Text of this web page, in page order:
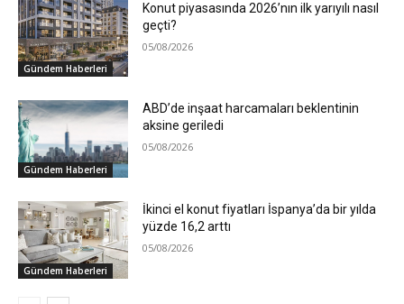
Gündem Haberleri
Konut piyasasında 2026’nın ilk yarıyılı nasıl
geçti?
05/08/2026
Gündem Haberleri
ABD’de inşaat harcamaları beklentinin
aksine geriledi
05/08/2026
Gündem Haberleri
İkinci el konut fiyatları İspanya’da bir yılda
yüzde 16,2 arttı
05/08/2026